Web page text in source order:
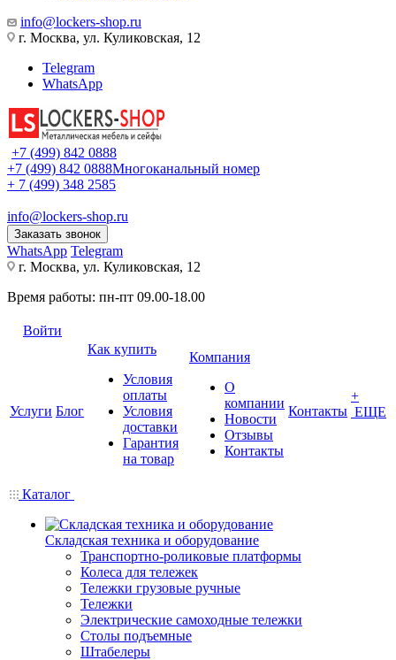
info@lockers-shop.ru
г. Москва, ул. Куликовская, 12
Telegram
WhatsApp
+7 (499) 842 0888
+7 (499) 842 0888Многоканальный номер
+ 7 (499) 348 2585
info@lockers-shop.ru
Заказать звонок
WhatsApp Telegram
г. Москва, ул. Куликовская, 12
Время работы: пн-пт 09.00-18.00
Войти
Услуги Блог
Как купить
Условия
оплаты
Условия
доставки
Гарантия
на товар
Компания
О
компании
Новости
Отзывы
Контакты
Контакты
+
ЕЩЕ
Каталог
Складская техника и оборудование
Транспортно-роликовые платформы
Колеса для тележек
Тележки грузовые ручные
Тележки
Электрические самоходные тележки
Столы подъемные
Штабелеры